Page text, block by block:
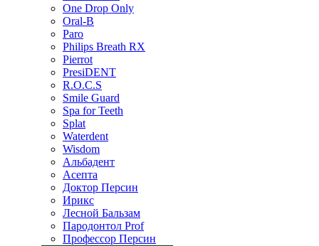
One Drop Only
Oral-B
Paro
Philips Breath RX
Pierrot
PresiDENT
R.O.C.S
Smile Guard
Spa for Teeth
Splat
Waterdent
Wisdom
Альбадент
Асепта
Доктор Персин
Ирикс
Лесной Бальзам
Пародонтол Prof
Профессор Персин